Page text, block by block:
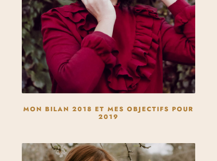
MON BILAN 2018 ET MES OBJECTIFS POUR
2019